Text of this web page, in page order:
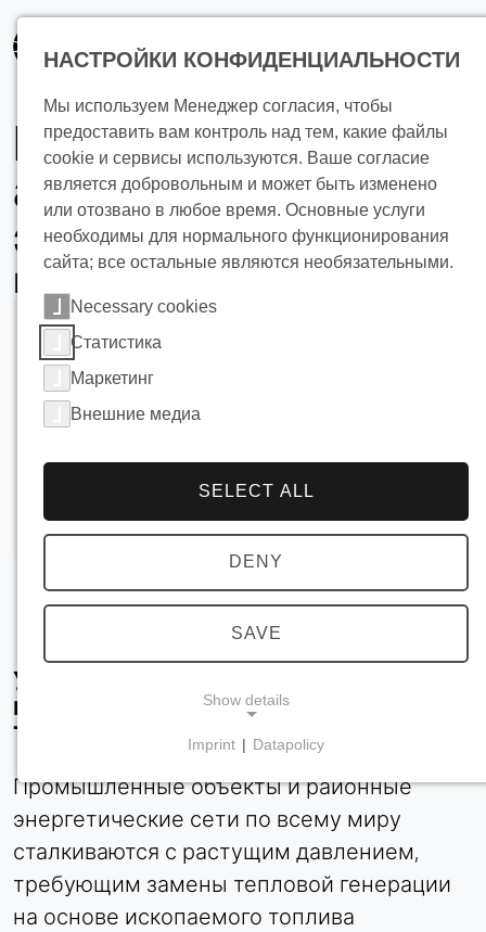
основному
содержанию
Использование
альтернативной
энергии
Промышленные тепловые насосы
Устойчивая генерация тепла для
централизованного и
технологического теплоснабжения
Промышленные объекты и районные
энергетические сети по всему миру
сталкиваются с растущим давлением,
требующим замены тепловой генерации
на основе ископаемого топлива
НАСТРОЙКИ КОНФИДЕНЦИАЛЬНОСТИ
Мы используем Менеджер согласия, чтобы
предоставить вам контроль над тем, какие файлы
cookie и сервисы используются. Ваше согласие
является добровольным и может быть изменено
или отозвано в любое время. Основные услуги
необходимы для нормального функционирования
сайта; все остальные являются необязательными.
Necessary cookies
Статистика
Маркетинг
Внешние медиа
SELECT ALL
DENY
SAVE
Show details
Требуются для обеспечения основной
функциональности сайта, например, для
навигации и сохранения настроек
конфиденциальности. Эти файлы cookie нельзя
отключить.
Imprint | Datapolicy